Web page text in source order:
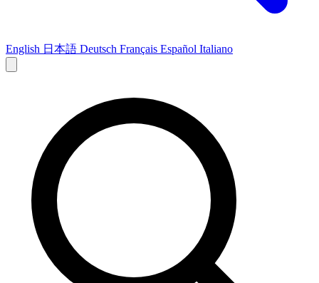
English 日本語 Deutsch Français Español Italiano